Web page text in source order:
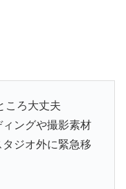
ころ大丈夫
ングや撮影素材
ジオ外に緊急移